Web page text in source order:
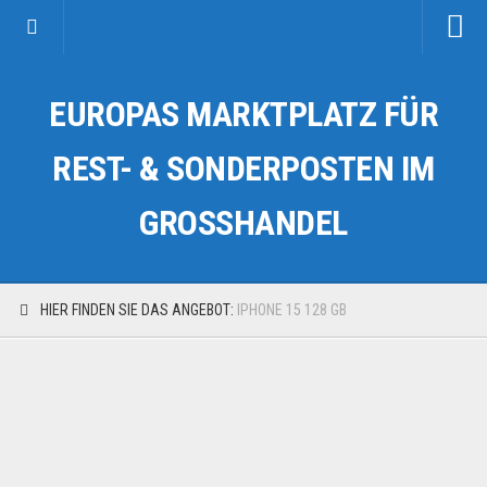
Kategorien
Auto & Motorrad
Fahrzeuge & Transport
EUROPAS MARKTPLATZ FÜR
REST- & SONDERPOSTEN IM
GROSSHANDEL
HIER FINDEN SIE DAS ANGEBOT: IPHONE 15 128 GB